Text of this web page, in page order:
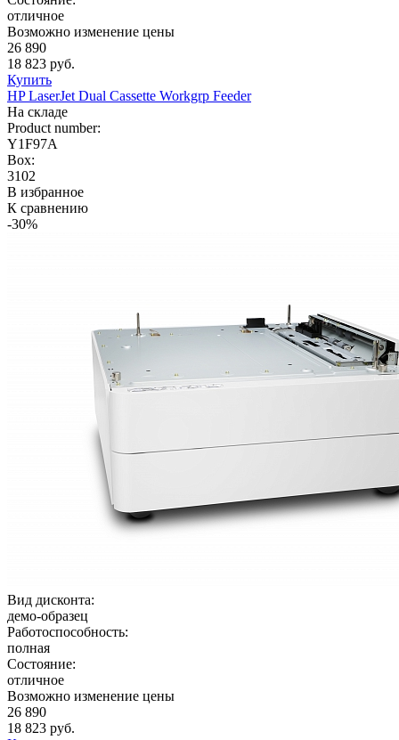
отличное
Возможно изменение цены
26 890
18 823 руб.
Купить
HP LaserJet Dual Cassette Workgrp Feeder
На складе
Product number:
Y1F97A
Box:
3102
В избранное
К сравнению
-30%
Вид дисконта:
демо-образец
Работоспособность:
полная
Состояние:
отличное
Возможно изменение цены
26 890
18 823 руб.